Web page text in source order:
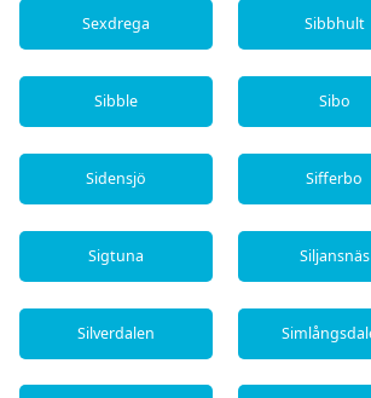
Sexdrega Sibbhult
Sibble Sibo
Sidensjö Sifferbo
Sigtuna Siljansnäs
Silverdalen